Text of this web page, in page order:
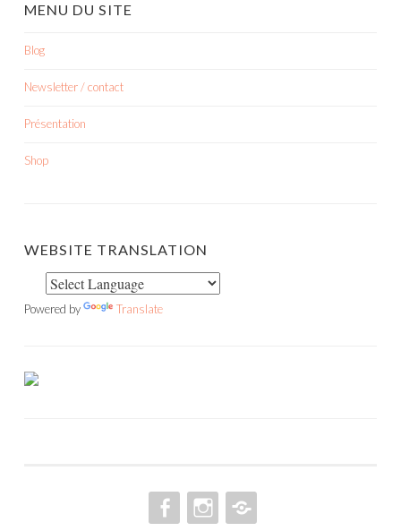
MENU DU SITE
Blog
Newsletter / contact
Présentation
Shop
WEBSITE TRANSLATION
Powered by Translate